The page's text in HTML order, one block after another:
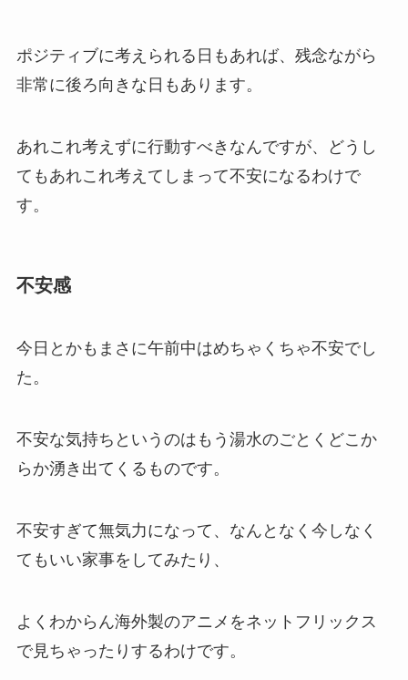
ポジティブに考えられる日もあれば、残念ながら
非常に後ろ向きな日もあります。
あれこれ考えずに行動すべきなんですが、どうし
てもあれこれ考えてしまって不安になるわけで
す。
不安感
今日とかもまさに午前中はめちゃくちゃ不安でし
た。
不安な気持ちというのはもう湯水のごとくどこか
らか湧き出てくるものです。
不安すぎて無気力になって、なんとなく今しなく
てもいい家事をしてみたり、
よくわからん海外製のアニメをネットフリックス
で見ちゃったりするわけです。